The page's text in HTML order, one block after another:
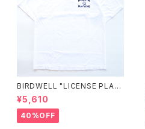
BIRDWELL "LICENSE PLAT
E TEE"
¥5,610
40%OFF